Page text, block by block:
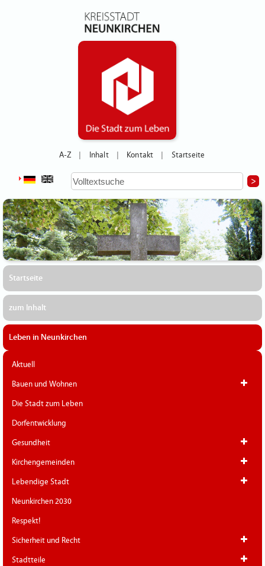
A-Z Inhalt Kontakt Startseite
Startseite
zum Inhalt
Leben in Neunkirchen
Aktuell
Bauen und Wohnen
Die Stadt zum Leben
Dorfentwicklung
Gesundheit
Kirchengemeinden
Lebendige Stadt
Neunkirchen 2030
Respekt!
Sicherheit und Recht
Stadtteile